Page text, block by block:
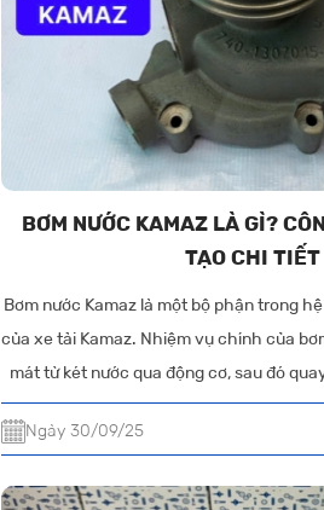
BƠM NƯỚC KAMAZ LÀ GÌ?
TẠO CHI TIẾT
Bơm nước Kamaz là một bộ phận trong
của xe tải Kamaz. Nhiệm vụ chính của
mát từ két nước qua động cơ, sau đó
nhiệt. Quá trình này diễn ra liên tục
cơ ở mức an toàn, tránh tình trạng quá
Ngày 30/09/25